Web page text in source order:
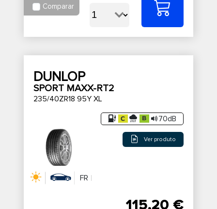
Comparar
DUNLOP
SPORT MAXX-RT2
235/40ZR18 95Y XL
70dB
Ver produto
FR
115,20 €